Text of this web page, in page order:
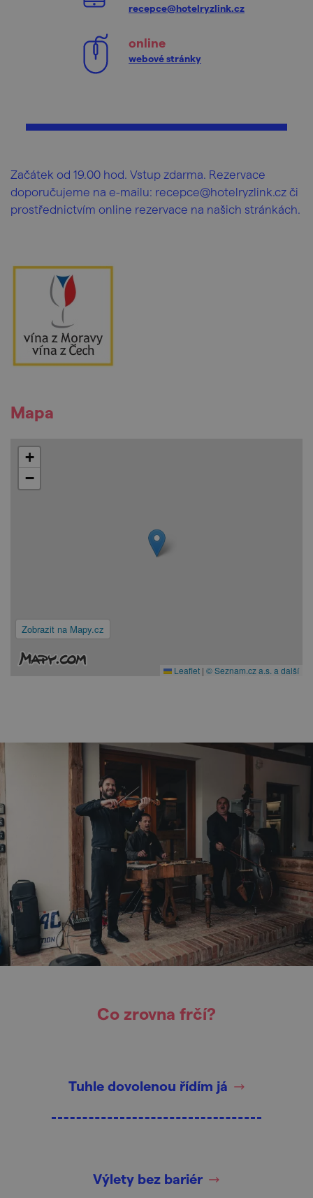
recepce@hotelryzlink.cz
online
webové stránky
Začátek od 19.00 hod. Vstup zdarma. Rezervace
doporučujeme na e-mailu: recepce@hotelryzlink.cz či
prostřednictvím online rezervace na našich stránkách.
Mapa
Zobrazit na Mapy.cz
+
−
Leaflet | © Seznam.cz a.s. a další
Co zrovna frčí?
Tuhle dovolenou řídím já
Výlety bez bariér